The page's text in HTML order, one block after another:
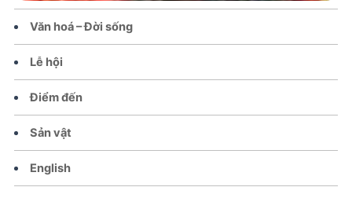
Văn hoá – Đời sống
Lễ hội
Điểm đến
Sản vật
English